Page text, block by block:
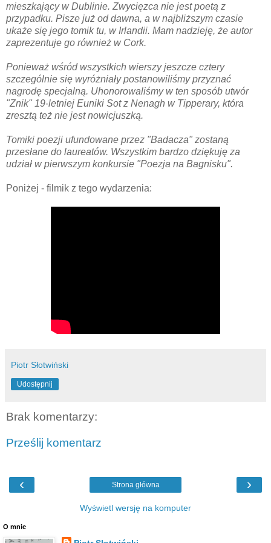
mieszkający w Dublinie. Zwycięzca nie jest poetą z
przypadku. Pisze już od dawna, a w najbliższym czasie
ukaże się jego tomik tu, w Irlandii. Mam nadzieję, że autor
zaprezentuje go również w Cork.
Ponieważ wśród wszystkich wierszy jeszcze cztery
szczególnie się wyróżniały postanowiliśmy przyznać
nagrodę specjalną. Uhonorowaliśmy w ten sposób utwór
"Znik" 19-letniej Euniki Sot z Nenagh w Tipperary, która
zresztą też nie jest nowicjuszką.
Tomiki poezji ufundowane przez "Badacza" zostaną
przesłane do laureatów. Wszystkim bardzo dziękuję za
udział w pierwszym konkursie "Poezja na Bagnisku".
Poniżej - filmik z tego wydarzenia:
Piotr Słotwiński
Udostępnij
Brak komentarzy:
Prześlij komentarz
‹ ›
Strona główna
Wyświetl wersję na komputer
O mnie